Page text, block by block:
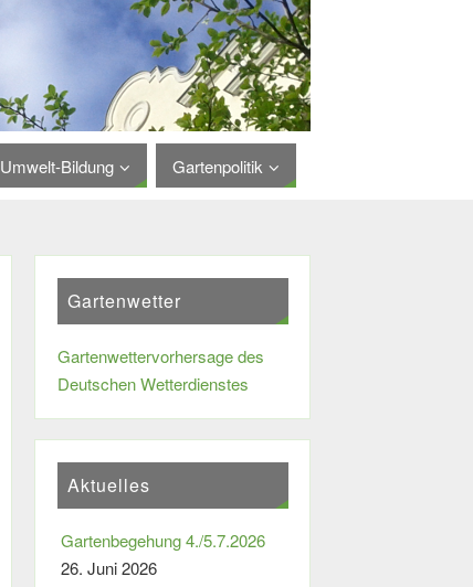
Umwelt-Bildung Gartenpolitik
Gartenwetter
Gartenwettervorhersage des
Deutschen Wetterdienstes
Aktuelles
Gartenbegehung 4./5.7.2026
26. Juni 2026